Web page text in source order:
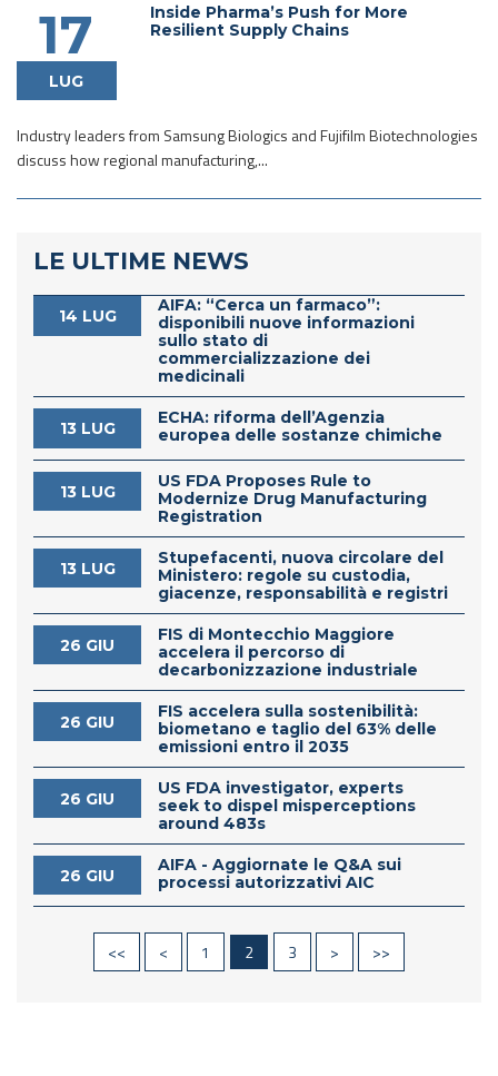
17
LUG
Inside Pharma’s Push for More
Resilient Supply Chains
Industry leaders from Samsung Biologics and Fujifilm Biotechnologies
discuss how regional manufacturing,...
LE ULTIME NEWS
14 LUG
AIFA: “Cerca un farmaco”:
disponibili nuove informazioni
sullo stato di
commercializzazione dei
medicinali
13 LUG
ECHA: riforma dell’Agenzia
europea delle sostanze chimiche
13 LUG
US FDA Proposes Rule to
Modernize Drug Manufacturing
Registration
13 LUG
Stupefacenti, nuova circolare del
Ministero: regole su custodia,
giacenze, responsabilità e registri
26 GIU
FIS di Montecchio Maggiore
accelera il percorso di
decarbonizzazione industriale
26 GIU
FIS accelera sulla sostenibilità:
biometano e taglio del 63% delle
emissioni entro il 2035
26 GIU
US FDA investigator, experts
seek to dispel misperceptions
around 483s
26 GIU
AIFA - Aggiornate le Q&A sui
processi autorizzativi AIC
<< < 1 2 3 > >>